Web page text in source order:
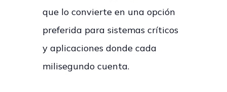
que lo convierte en una opción
preferida para sistemas críticos
y aplicaciones donde cada
milisegundo cuenta.